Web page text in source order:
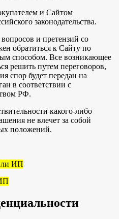
и Сайтом
законодательства.
и претензий со
обратиться к Сайту по
способом. Все возникающее
решить путем переговоров,
спор будет передан на
в соответствии с
РФ.
какого-либо
не влечет за собой
положений.
ИП